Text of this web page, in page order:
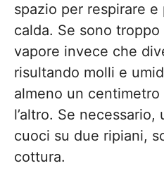
spazio per respirare e
calda. Se sono
vapore invece che
risultando molli e
almeno un
l’altro. Se
cuoci su due ripiani,
cottura.